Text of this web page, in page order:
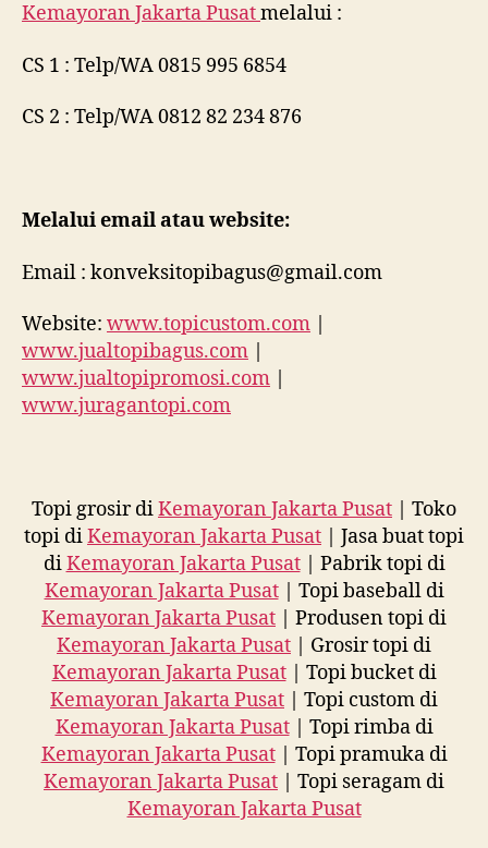
Kemayoran Jakarta Pusatmelalui :
CS 1 : Telp/WA 0815 995 6854
CS 2 : Telp/WA 0812 82 234 876
Melalui email atau website:
Email : konveksitopibagus@gmail.com
Website: www.topicustom.com
www.jualtopibagus.com
www.jualtopipromosi.com
www.juragantopi.com
Topi grosir diKemayoran Jakarta Pusat | Toko
topi diKemayoran Jakarta Pusat | Jasa buat topi
diKemayoran Jakarta Pusat| Pabrik topi di
Kemayoran Jakarta Pusat| Topi baseball di
Kemayoran Jakarta Pusat | Produsen topi di
Kemayoran Jakarta Pusat | Grosir topi di
Kemayoran Jakarta Pusat| Topi bucket di
Kemayoran Jakarta Pusat | Topi custom di
Kemayoran Jakarta Pusat| Topi rimba di
Kemayoran Jakarta Pusat| Topi pramuka di
Kemayoran Jakarta Pusat | Topi seragam di
Kemayoran Jakarta Pusat